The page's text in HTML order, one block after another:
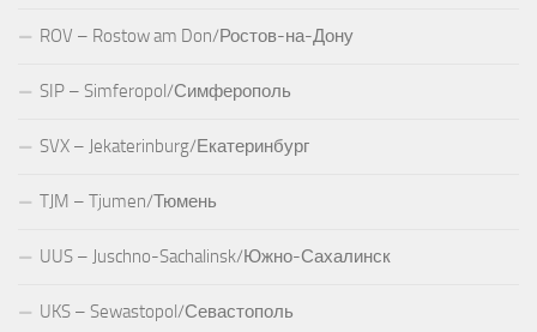
ROV – Rostow am Don/Ростов-на-Дону
SIP – Simferopol/Симферополь
SVX – Jekaterinburg/Екатеринбург
TJM – Tjumen/Тюмень
UUS – Juschno-Sachalinsk/Южно-Сахалинск
UKS – Sewastopol/Севастополь